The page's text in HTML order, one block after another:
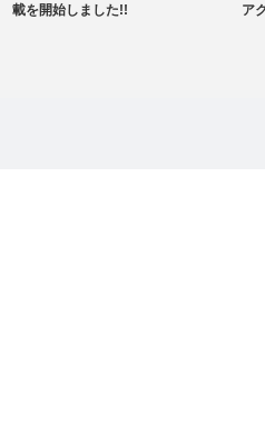
載を開始しました!!
ア